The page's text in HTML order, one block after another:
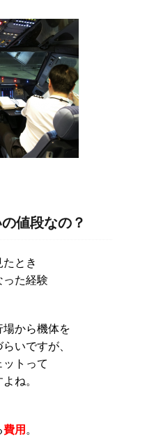
値段なの？
とき
った経験
から機体を
いですが、
トって
ね。
費用 。